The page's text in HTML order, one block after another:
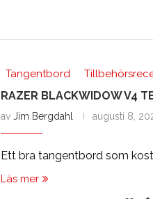
Tangentbord
RAZER BLACKWIDOW V4
av Jim Bergdahl augusti 8,
Ett bra tangentbord som
Läs mer